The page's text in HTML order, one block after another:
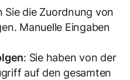
Sie die Zuordnung von
Manuelle Eingaben
: Sie haben von der
auf den gesamten